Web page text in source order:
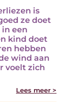
is
ze doet
een
kind doet
hebben
wind aan
voelt zich
Lees meer >